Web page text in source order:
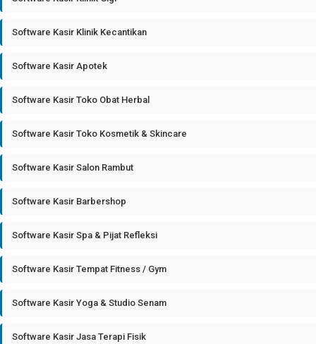
Software Kasir Klinik Kecantikan
Software Kasir Apotek
Software Kasir Toko Obat Herbal
Software Kasir Toko Kosmetik & Skincare
Software Kasir Salon Rambut
Software Kasir Barbershop
Software Kasir Spa & Pijat Refleksi
Software Kasir Tempat Fitness / Gym
Software Kasir Yoga & Studio Senam
Software Kasir Jasa Terapi Fisik